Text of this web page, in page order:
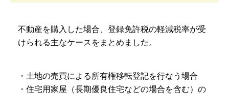
不動産を購入した場合、登録免許税の軽減税率が受
けられる主なケースをまとめました。
・土地の売買による所有権移転登記を行なう場合
・住宅用家屋（長期優良住宅などの場合を含む）の